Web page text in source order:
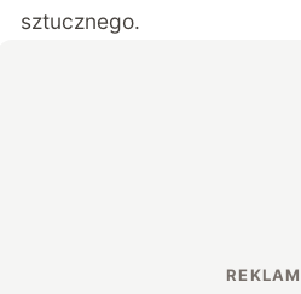
sztucznego.